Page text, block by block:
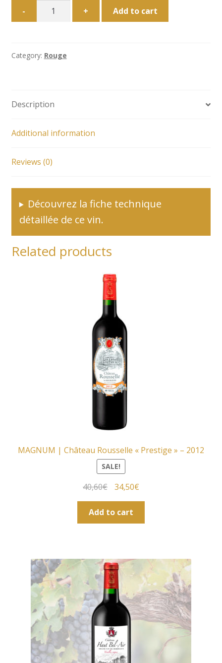
-
DEMI-
BOUTEILLE
Rousselle
quantity
+ Add to cart
Category: Rouge
Description
Additional information
Reviews (0)
Découvrez la fiche technique
détaillée de ce vin.
Related products
MAGNUM | Château Rousselle « Prestige » – 2012
SALE!
40,60€ 34,50€
Add to cart